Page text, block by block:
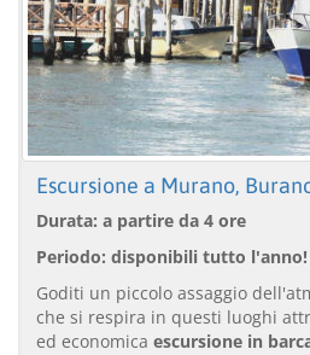
Escursione a Murano,
Durata: a partire da 4 ore
Periodo: disponibili tutto l'anno!
Goditi un piccolo assaggio
che si respira in questi luoghi
ed economica escursione in